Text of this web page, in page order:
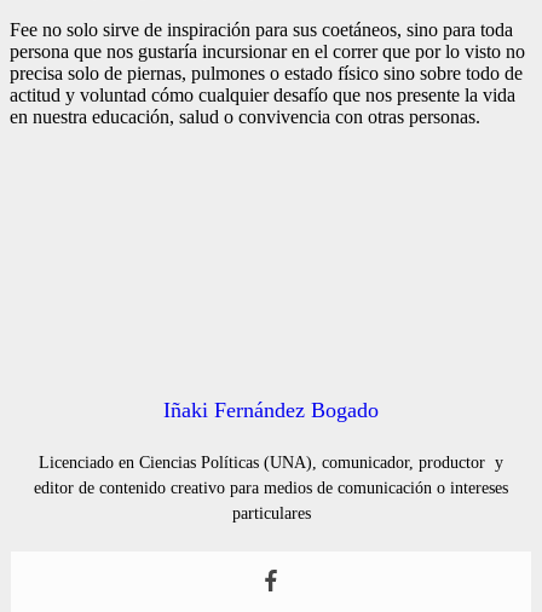
Fee no solo sirve de inspiración para sus coetáneos, sino para toda
persona que nos gustaría incursionar en el correr que por lo visto no
precisa solo de piernas, pulmones o estado físico sino sobre todo de
actitud y voluntad cómo cualquier desafío que nos presente la vida
en nuestra educación, salud o convivencia con otras personas.
Iñaki Fernández Bogado
Licenciado en Ciencias Políticas (UNA), comunicador, productor y
editor de contenido creativo para medios de comunicación o intereses
particulares